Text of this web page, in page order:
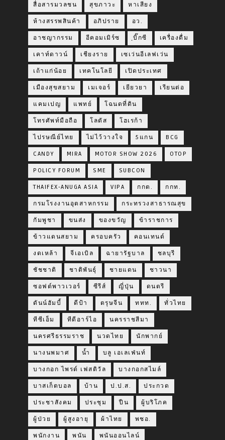
สื่อสารมวลชน สุขภาวะ หาเสียง
ห้างสรรพสินค้า อภิปราย อว.
อาชญากรรม อีคอมเมิร์ซ ฺบิ๊กซี เครื่องดื่ม
เคาท์ดาวน์ เชียงราย เซเว่นอีเลฟเว่น
เถ้าแก่น้อย เทคโนโลยี เปิดประเทศ
เมืองสุขสยาม เมเจอร์ เยียวยา เรียนต่อ
แคมเปญ แพทย์ โฉนดที่ดิน
โทรศัพท์มือถือ โลตัส โฮเรก้า
ไปรษณีย์ไทย ไม่ไว้วางใจ 5แกน BCG
CANDY MIRA MOTOR SHOW 2026 OTOP
POLICY FORUM SME SUBCON
THAIFEX-ANUGA ASIA VIPA กกต. กกท.
กรมโรงงานอุตสาหกรรม กระทรวงสาธารณสุข
กัมพูชา ขนส่ง ของขวัญ ข้าราชการ
ข้าวแดนสยาม ครอบครัว คอนเทนต์
งดเหล้า จีเอเบิล ฉายารัฐบาล ชลบุรี
ชัชชาติ ชาติพันธุ์ ชายแดน ชาวนา
ซอฟต์พาวเวอร์ ซีรีส์ ญี่ปุ่น ดนตรี
ดันน์ฮัมบี้ ดีป้า ตรุษจีน ททท. ทั่วไทย
ทีซีเอ็ม ทีดีอาร์ไอ นครราชสีมา
นครศรีธรรมราช นวดไทย นักพากย์
นางนพมาศ น้ำ บลู เอเลเฟ่นท์
บางกอก ไพรด์ เฟสติวัล บางกอกสไมล์
บาสเก็ตบอล บ้าน ป.ป.ส. ประกวด
ประชาสังคม ประชุม ปืน ผู้บริโภค
ผู้ป่วย ผู้สูงอายุ ผ้าไทย พชอ.
พนักงาน พนัน พนันออนไลน์